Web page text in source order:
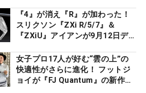
『4』が消え『R』が加わった！
スリクソン『ZXi R/5/7』＆
『ZXiU』アイアンが9月12日デ
女子プロ17人が好む“雲の上”の
快適性がさらに進化！ フットジ
ョイが『FJ Quantum』の新作を